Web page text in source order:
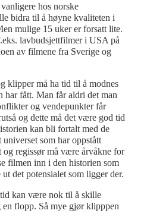
hos norske
bidra til å høyne kvaliteten i
mulige 15 uker er forsatt lite.
lavbudsjettfilmer i USA på
av filmene fra Sverige og
klipper må ha tid til å modnes
har fått. Man får aldri det man
og vendepunkter får
og dette må det være god tid
kan bli fortalt med de
som har oppstått
og regissør må være årvåkne for
filmen inn i den historien som
det potensialet som ligger der.
kan være nok til å skille
flopp. Så mye gjør klipppen